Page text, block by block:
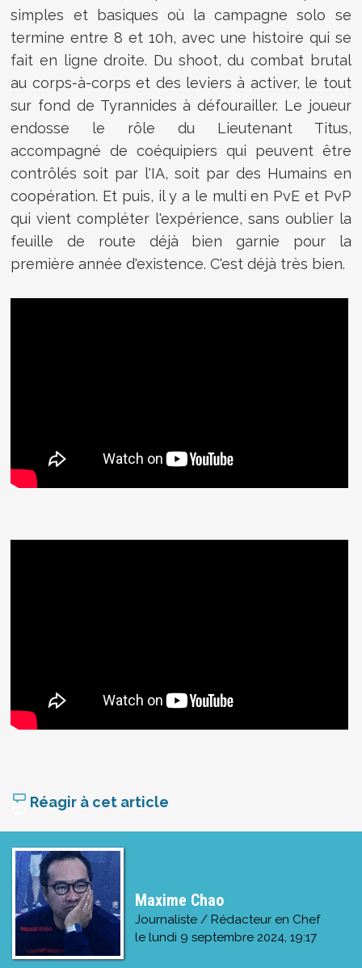
simples et basiques où la campagne solo se
termine entre 8 et 10h, avec une histoire qui se
fait en ligne droite. Du shoot, du combat brutal
au corps-à-corps et des leviers à activer, le tout
sur fond de Tyrannides à défourailler. Le joueur
endosse le rôle du Lieutenant Titus,
accompagné de coéquipiers qui peuvent être
contrôlés soit par l'IA, soit par des Humains en
coopération. Et puis, il y a le multi en PvE et PvP
qui vient compléter l'expérience, sans oublier la
feuille de route déjà bien garnie pour la
première année d'existence. C'est déjà très bien.
Réagir à cet article
Maxime Chao
Journaliste / Rédacteur en Chef
le lundi 9 septembre 2024, 19:17